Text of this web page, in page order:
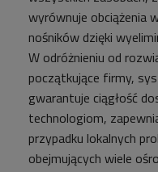
wyrównuje obciążenia
nośników dzięki
W odróżnieniu od
początkujące firmy,
gwarantuje ciągłość
technologiom,
przypadku lokalnych
obejmujących wiele